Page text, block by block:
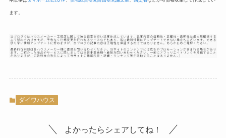
ます。
ダイワハウス
よかったらシェアしてね！